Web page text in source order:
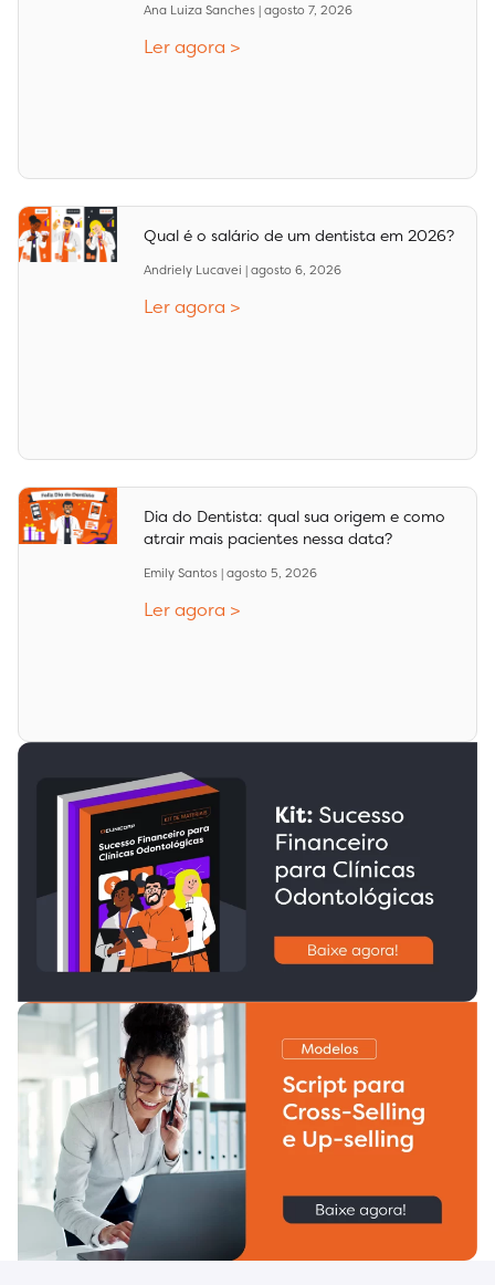
Ana Luiza Sanches agosto 7, 2026
Ler agora >
Qual é o salário de um dentista em 2026?
Andriely Lucavei agosto 6, 2026
Ler agora >
Dia do Dentista: qual sua origem e como
atrair mais pacientes nessa data?
Emily Santos agosto 5, 2026
Ler agora >